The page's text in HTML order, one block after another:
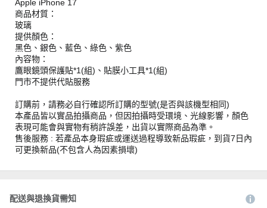
Apple iPhone 17
商品材質：
玻璃
提供顏色：
黑色、銀色、藍色、綠色、紫色
內容物：
鷹眼鏡頭保護貼*1(組)、貼膜小工具*1(組)
門市不提供代貼服務
訂購前，請務必自行確認所訂購的型號(是否與該機型相同)
本產品皆以實品拍攝商品，但因拍攝時受環境、光線影響，顏色
表現可能會與實物有稍許誤差，出貨以實際商品為準。
售後服務 : 若產品本身瑕疵或運送過程導致新品瑕疵，到貨7日內
可更換新品(不包含人為因素損壞)
配送與退換貨需知